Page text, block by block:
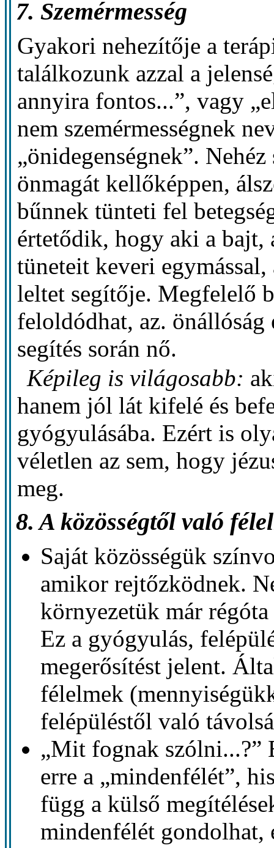
7. Szemérmesség
Gyakori nehezítője a
találkozunk azzal a
annyira fontos...”, vagy
nem szemérmességnek
„önidegenségnek”.
önmagát kellőképpen,
bűnnek tünteti fel
értetődik, hogy aki a bajt,
tüneteit keveri
leltet segítője. Megfelelő
feloldódhat, az. önállóság
segítés során nő.
Képileg is világosabb:
hanem jól lát kifelé és
gyógyulásába. Ezért is
véletlen az sem, hogy
meg.
8. A közösségtől való
Saját közösségük
amikor rejtőzködnek.
környezetük már
Ez a gyógyulás,
megerősítést jelent.
félelmek
felépüléstől való
„Mit fognak szólni...?”
erre a „mindenfélét”,
függ a külső
mindenfélét gondolhat,